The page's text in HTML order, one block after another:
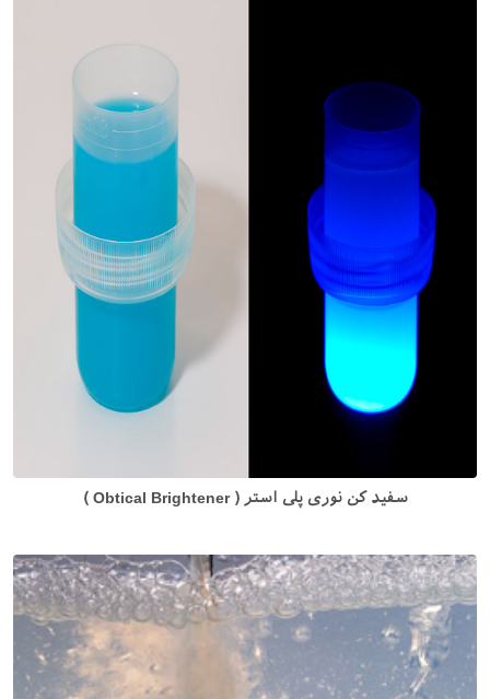
سفید کن نوری پلی استر ( Obtical Brightener )